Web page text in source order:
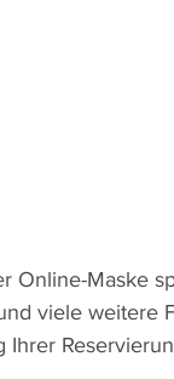
Videos stimmst
Vimeo in die USA
in unserer
.
Online-
viele